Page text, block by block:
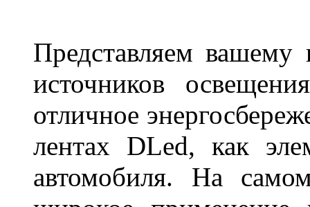
Представляем
источников
отличное
лентах DLed, как
автомобиля. На